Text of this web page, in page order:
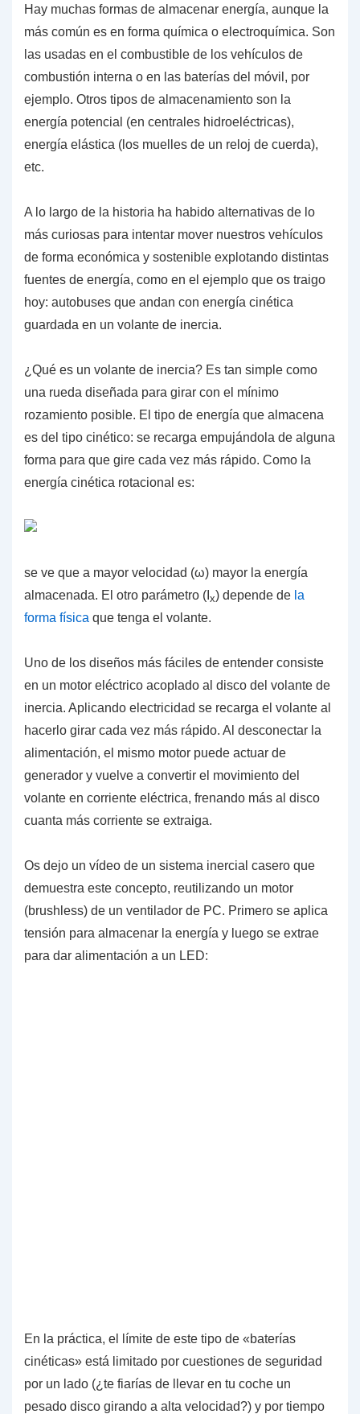
Hay muchas formas de almacenar energía, aunque la
más común es en forma química o electroquímica. Son
las usadas en el combustible de los vehículos de
combustión interna o en las baterías del móvil, por
ejemplo. Otros tipos de almacenamiento son la
energía potencial (en centrales hidroeléctricas),
energía elástica (los muelles de un reloj de cuerda),
etc.
A lo largo de la historia ha habido alternativas de lo
más curiosas para intentar mover nuestros vehículos
de forma económica y sostenible explotando distintas
fuentes de energía, como en el ejemplo que os traigo
hoy: autobuses que andan con energía cinética
guardada en un volante de inercia.
¿Qué es un volante de inercia? Es tan simple como
una rueda diseñada para girar con el mínimo
rozamiento posible. El tipo de energía que almacena
es del tipo cinético: se recarga empujándola de alguna
forma para que gire cada vez más rápido. Como la
energía cinética rotacional es:
se ve que a mayor velocidad (ω) mayor la energía
almacenada. El otro parámetro (I x) depende de la
forma física que tenga el volante.
Uno de los diseños más fáciles de entender consiste
en un motor eléctrico acoplado al disco del volante de
inercia. Aplicando electricidad se recarga el volante al
hacerlo girar cada vez más rápido. Al desconectar la
alimentación, el mismo motor puede actuar de
generador y vuelve a convertir el movimiento del
volante en corriente eléctrica, frenando más al disco
cuanta más corriente se extraiga.
Os dejo un vídeo de un sistema inercial casero que
demuestra este concepto, reutilizando un motor
(brushless) de un ventilador de PC. Primero se aplica
tensión para almacenar la energía y luego se extrae
para dar alimentación a un LED:
En la práctica, el límite de este tipo de «baterías
cinéticas» está limitado por cuestiones de seguridad
por un lado (¿te fiarías de llevar en tu coche un
pesado disco girando a alta velocidad?) y por tiempo